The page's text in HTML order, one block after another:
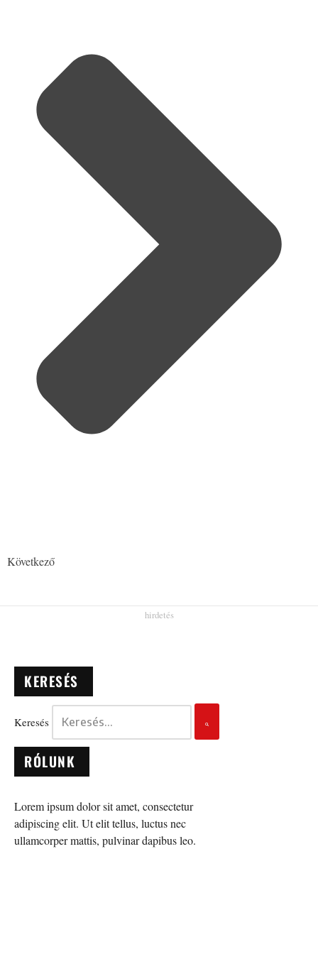
Következő
KERESÉS
Keresés
RÓLUNK
Lorem ipsum dolor sit amet, consectetur
adipiscing elit. Ut elit tellus, luctus nec
ullamcorper mattis, pulvinar dapibus leo.